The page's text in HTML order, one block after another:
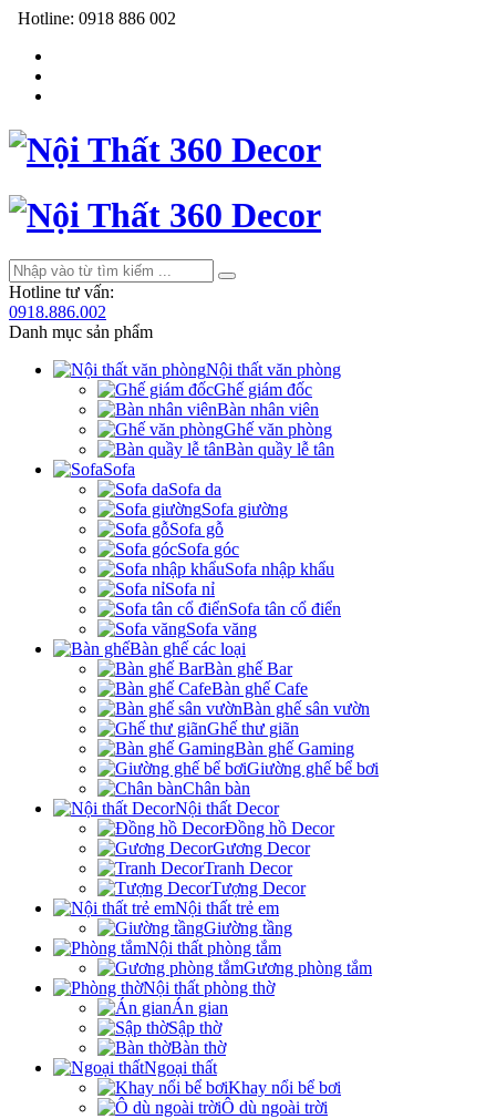
Hotline: 0918 886 002
Hotline tư vấn:
0918.886.002
Danh mục sản phẩm
Nội thất văn phòng
Ghế giám đốc
Bàn nhân viên
Ghế văn phòng
Bàn quầy lễ tân
Sofa
Sofa da
Sofa giường
Sofa gỗ
Sofa góc
Sofa nhập khẩu
Sofa nỉ
Sofa tân cổ điển
Sofa văng
Bàn ghế các loại
Bàn ghế Bar
Bàn ghế Cafe
Bàn ghế sân vườn
Ghế thư giãn
Bàn ghế Gaming
Giường ghế bể bơi
Chân bàn
Nội thất Decor
Đồng hồ Decor
Gương Decor
Tranh Decor
Tượng Decor
Nội thất trẻ em
Giường tầng
Nội thất phòng tắm
Gương phòng tắm
Nội thất phòng thờ
Án gian
Sập thờ
Bàn thờ
Ngoại thất
Khay nổi bể bơi
Ô dù ngoài trời